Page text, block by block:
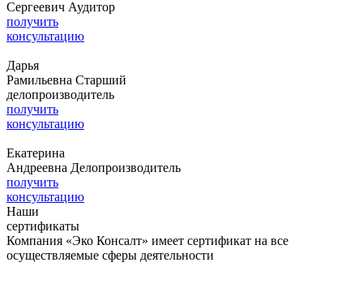
Сергеевич Аудитор
получить
консультацию
Дарья
Рамильевна Старший
делопроизводитель
получить
консультацию
Екатерина
Андреевна Делопроизводитель
получить
консультацию
Наши
сертификаты
Компания «Эко Консалт» имеет сертификат на все
осуществляемые сферы деятельности